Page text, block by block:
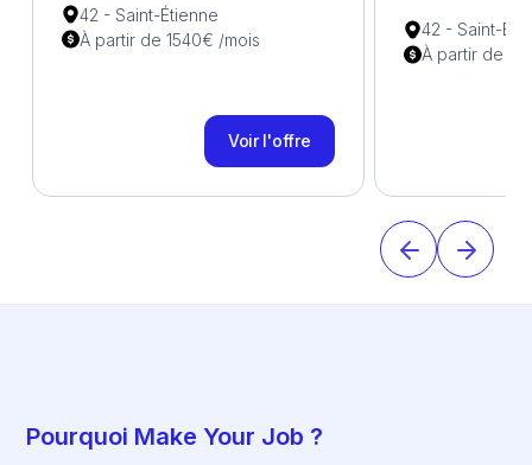
42 - Saint-Étienne
À partir de 1540€ /mois
Voir l'offre
42 - Saint-
À partir de
Pourquoi Make Your Job ?